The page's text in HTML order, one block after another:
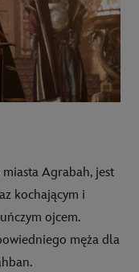
Agrabah, jest
kochającym i
ojcem.
męża dla